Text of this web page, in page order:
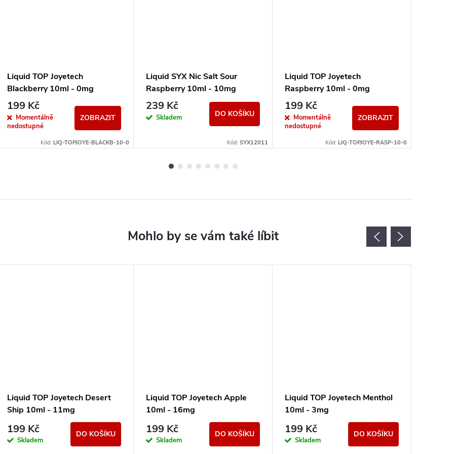
Liquid TOP Joyetech
Blackberry 10ml - 0mg
199 Kč
Momentálně
nedostupné
ZOBRAZIT
Kód: LIQ-TOPJOYE-BLACKB-10-0
Liquid SYX Nic Salt Sour
Raspberry 10ml - 10mg
239 Kč
Skladem DO KOŠÍKU
Kód: SYX12011
Liquid TOP Joyetech
Raspberry 10ml - 0mg
199 Kč
Momentálně
nedostupné
ZOBRAZIT
Kód: LIQ-TOPJOYE-RASP-10-0
Liquid TOP Joyetech Desert
Ship 10ml - 11mg
199 Kč
Skladem
DO KOŠÍKU
Liquid TOP Joyetech Apple
10ml - 16mg
199 Kč
Skladem
DO KOŠÍKU
Liquid TOP Joyetech Menthol
10ml - 3mg
199 Kč
Skladem
DO KOŠÍKU